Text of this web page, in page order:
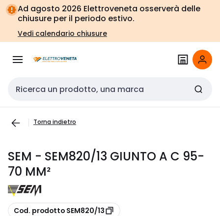
Vai alla
navigazione
Vai
alla
pagina
Ad agosto 2026 Elettroveneta osserverà delle
chiusure per il periodo estivo.
Vedi calendario chiusure
Cerca input
Torna indietro
SEM - SEM820/13 GIUNTO A C 95-
70 MM²
copia
Cod. prodotto SEM820/13